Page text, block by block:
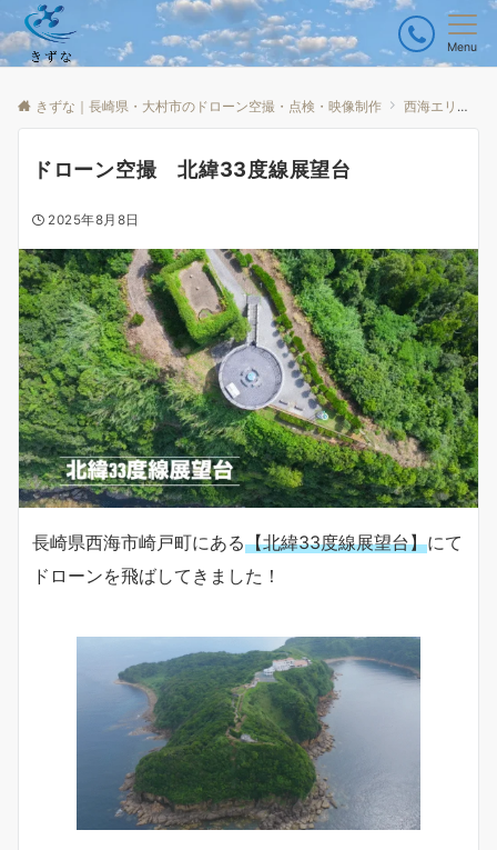
Menu
きずな｜長崎県・大村市のドローン空撮・点検・映像制作 西海エリア
ドローン空撮 北緯33度線展望台
2025年8月8日
長崎県西海市崎戸町にある【北緯33度線展望台】にて
ドローンを飛ばしてきました！